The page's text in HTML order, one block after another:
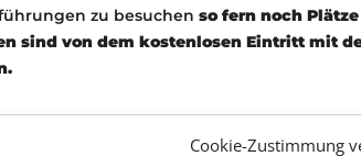
Cookie-Zustimmung
zu besuchen so fern noch
sind von dem kostenlosen Eintritt mit